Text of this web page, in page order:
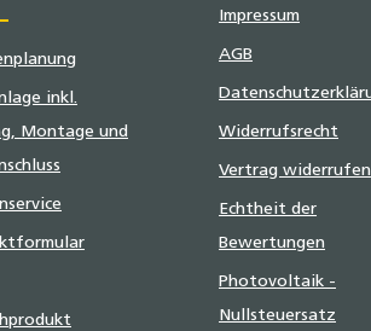
inkl.
Montage und
Impressum
AGB
Widerrufsrecht
Vertrag widerrufen
Echtheit der
Bewertungen
Photovoltaik -
Nullsteuersatz